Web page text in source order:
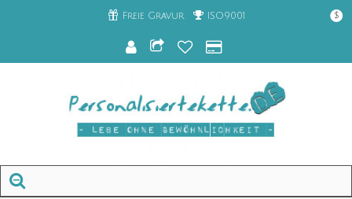
Freie Gravur ISO9001 $